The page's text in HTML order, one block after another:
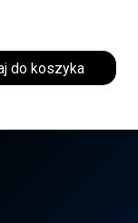
do koszyka